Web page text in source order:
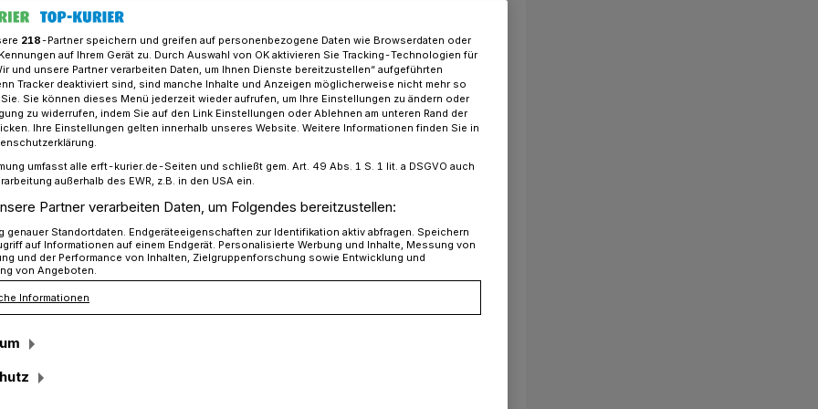
des Schützenjahres
Auftakt des
Dorfgemeinschaft Damm mit der
Auftakt zu den Festlichkeiten des
Jochen Fuhrmann und Gaby
weiterhin die Dammer
warten bereits gespannt und voller
218-Partner speichern und greifen auf personenbezogene Daten wie Browserdaten oder
auf Ihrem Gerät zu. Durch Auswahl von OK aktivieren Sie Tracking-Technologien für
und unsere Partner verarbeiten Daten, um Ihnen Dienste bereitzustellen“ aufgeführten
Tracker deaktiviert sind, sind manche Inhalte und Anzeigen möglicherweise nicht mehr so
Sie können dieses Menü jederzeit wieder aufrufen, um Ihre Einstellungen zu ändern oder
zu widerrufen, indem Sie auf den Link Einstellungen oder Ablehnen am unteren Rand der
Ihre Einstellungen gelten innerhalb unseres Website. Weitere Informationen finden Sie in
umfasst alle erft-kurier.de-Seiten und schließt gem. Art. 49 Abs. 1 S. 1 lit. a DSGVO auch
außerhalb des EWR, z.B. in den USA ein.
Partner verarbeiten Daten, um Folgendes bereitzustellen:
genauer Standortdaten. Endgeräteeigenschaften zur Identifikation aktiv abfragen. Speichern
auf Informationen auf einem Endgerät. Personalisierte Werbung und Inhalte, Messung von
und der Performance von Inhalten, Zielgruppenforschung sowie Entwicklung und
von Angeboten.
Informationen